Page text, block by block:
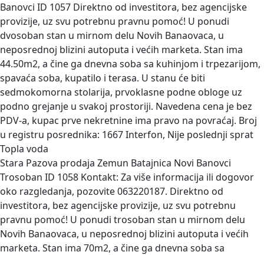
Banovci ID 1057 Direktno od investitora, bez agencijske
provizije, uz svu potrebnu pravnu pomoć! U ponudi
dvosoban stan u mirnom delu Novih Banaovaca, u
neposrednoj blizini autoputa i većih marketa. Stan ima
44.50m2, a čine ga dnevna soba sa kuhinjom i trpezarijom,
spavaća soba, kupatilo i terasa. U stanu će biti
sedmokomorna stolarija, prvoklasne podne obloge uz
podno grejanje u svakoj prostoriji. Navedena cena je bez
PDV-a, kupac prve nekretnine ima pravo na povraćaj. Broj
u registru posrednika: 1667 Interfon, Nije poslednji sprat
Topla voda
Stara Pazova prodaja Zemun Batajnica Novi Banovci
Trosoban ID 1058 Kontakt: Za više informacija ili dogovor
oko razgledanja, pozovite 063220187. Direktno od
investitora, bez agencijske provizije, uz svu potrebnu
pravnu pomoć! U ponudi trosoban stan u mirnom delu
Novih Banaovaca, u neposrednoj blizini autoputa i većih
marketa. Stan ima 70m2, a čine ga dnevna soba sa